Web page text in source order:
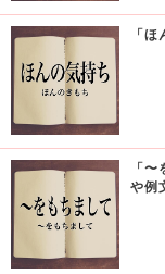
「
「
や例